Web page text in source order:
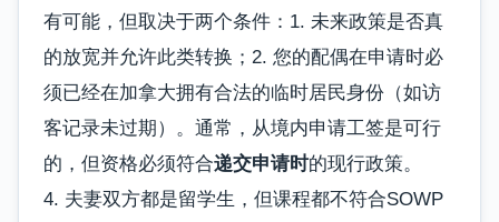
有可能，但取决于两个条件：1. 未来政策是否真
的放宽并允许此类转换；2. 您的配偶在申请时必
须已经在加拿大拥有合法的临时居民身份（如访
客记录未过期）。通常，从境内申请工签是可行
的，但资格必须符合递交申请时的现行政策。
4. 夫妻双方都是留学生，但课程都不符合SOWP